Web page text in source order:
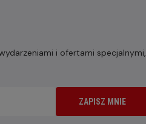
i ofertami specjalnymi,
ZAPISZ MNIE